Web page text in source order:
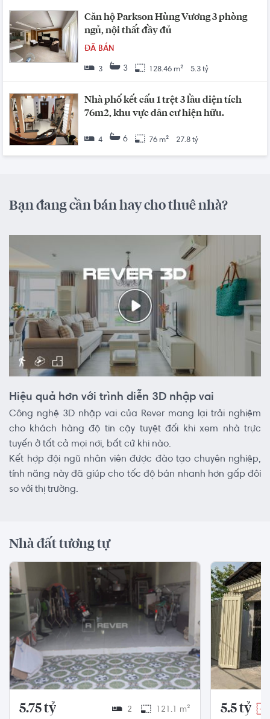
Căn hộ Parkson Hùng Vương 3 phòng
ngủ, nội thất đầy đủ
ĐÃ BÁN
3 3 128.46 m² 5.3 tỷ
Nhà phố kết cấu 1 trệt 3 lầu diện tích
76m2, khu vực dân cư hiện hữu.
4 6 76 m² 27.8 tỷ
Bạn đang cần bán hay cho thuê nhà?
Hiệu quả hơn với trình diễn 3D nhập vai
Công nghệ 3D nhập vai của Rever mang lại trải nghiệm
cho khách hàng độ tin cậy tuyệt đối khi xem nhà trực
tuyến ở tất cả mọi nơi, bất cứ khi nào.
Kết hợp đội ngũ nhân viên được đào tạo chuyên nghiệp,
tính năng này đã giúp cho tốc độ bán nhanh hơn gấp đôi
so với thị trường.
Nhà đất tương tự
5.75 tỷ 2 121.1 m² 5.5 tỷ -